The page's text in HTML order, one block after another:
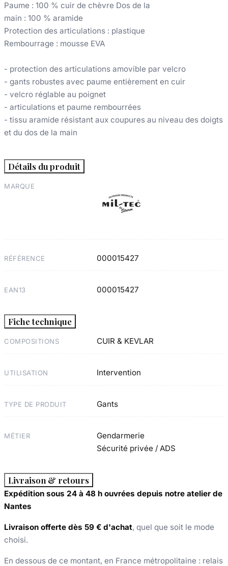
Paume : 100 % cuir de chèvre Dos de la
main : 100 % aramide
Protection des articulations : plastique
Rembourrage : mousse EVA
- protection des articulations amovible par velcro
- gants robustes avec paume entièrement en cuir
- velcro réglable au poignet
- articulations et paume rembourrées
- tissu aramide résistant aux coupures au niveau des doigts
et du dos de la main
Détails du produit
MARQUE
RÉFÉRENCE 000015427
EAN13 000015427
Fiche technique
COMPOSITIONS CUIR & KEVLAR
UTILISATION Intervention
TYPE DE PRODUIT Gants
MÉTIER
Gendarmerie
Sécurité privée / ADS
Livraison & retours
Expédition sous 24 à 48 h ouvrées depuis notre atelier de
Nantes
Livraison offerte dès 59 € d'achat, quel que soit le mode
choisi.
En dessous de ce montant, en France métropolitaine : relais